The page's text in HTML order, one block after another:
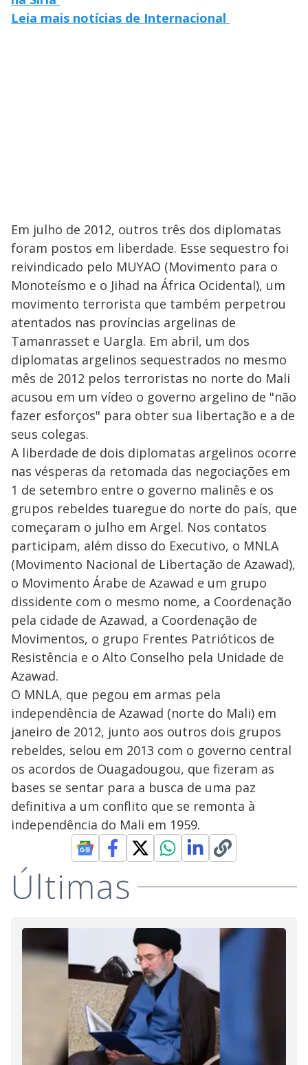
Leia mais notícias de Internacional
Em julho de 2012, outros três dos diplomatas
foram postos em liberdade. Esse sequestro foi
reivindicado pelo MUYAO (Movimento para o
Monoteísmo e o Jihad na África Ocidental), um
movimento terrorista que também perpetrou
atentados nas províncias argelinas de
Tamanrasset e Uargla. Em abril, um dos
diplomatas argelinos sequestrados no mesmo
mês de 2012 pelos terroristas no norte do Mali
acusou em um vídeo o governo argelino de "não
fazer esforços" para obter sua libertação e a de
seus colegas.
A liberdade de dois diplomatas argelinos ocorre
nas vésperas da retomada das negociações em
1 de setembro entre o governo malinês e os
grupos rebeldes tuaregue do norte do país, que
começaram o julho em Argel. Nos contatos
participam, além disso do Executivo, o MNLA
(Movimento Nacional de Libertação de Azawad),
o Movimento Árabe de Azawad e um grupo
dissidente com o mesmo nome, a Coordenação
pela cidade de Azawad, a Coordenação de
Movimentos, o grupo Frentes Patrióticos de
Resistência e o Alto Conselho pela Unidade de
Azawad.
O MNLA, que pegou em armas pela
independência de Azawad (norte do Mali) em
janeiro de 2012, junto aos outros dois grupos
rebeldes, selou em 2013 com o governo central
os acordos de Ouagadougou, que fizeram as
bases se sentar para a busca de uma paz
definitiva a um conflito que se remonta à
independência do Mali em 1959.
Últimas